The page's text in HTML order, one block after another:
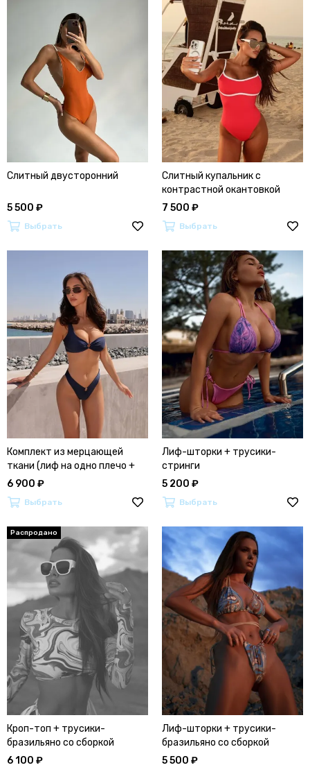
Слитный двусторонний
5 500 ₽
Выбрать
Слитный купальник с
контрастной окантовкой
7 500 ₽
Выбрать
Комплект из мерцающей
ткани (лиф на одно плечо +
трусики бразильяно)
6 900 ₽
Выбрать
Лиф-шторки + трусики-
стринги
5 200 ₽
Выбрать
Кроп-топ + трусики-
бразильяно со сборкой
6 100 ₽
Лиф-шторки + трусики-
бразильяно со сборкой
5 500 ₽